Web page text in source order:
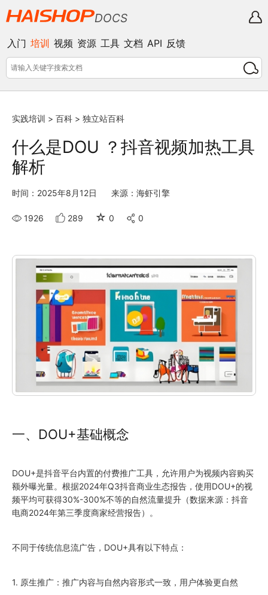
DOCS
入门 培训 视频 资源 工具 文档 API 反馈
实践培训 > 百科 > 独立站百科
什么是DOU ？抖音视频加热工具
解析
时间：2025年8月12日 来源：海虾引擎
1926 289 ☆ 0 0
一、DOU+基础概念
DOU+是抖音平台内置的付费推广工具，允许用户为视频内容购买
额外曝光量。根据2024年Q3抖音商业生态报告，使用DOU+的视
频平均可获得30%-300%不等的自然流量提升（数据来源：抖音
电商2024年第三季度商家经营报告）。
不同于传统信息流广告，DOU+具有以下特点：
1. 原生推广：推广内容与自然内容形式一致，用户体验更自然